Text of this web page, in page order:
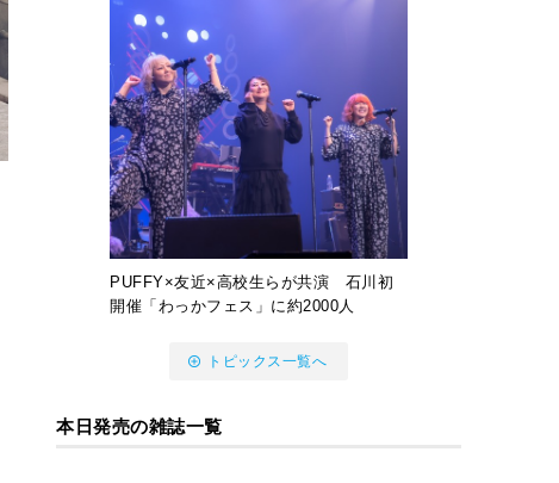
PUFFY×友近×高校生らが共演 石川初
開催「わっかフェス」に約2000人
トピックス一覧へ
本日発売の雑誌一覧